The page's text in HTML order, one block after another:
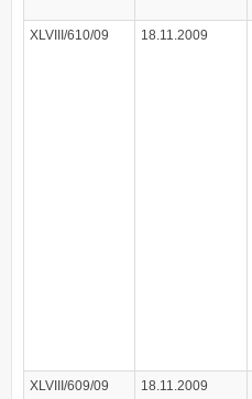
XLVIII/610/09 18.11.2009
XLVIII/609/09 18.11.2009